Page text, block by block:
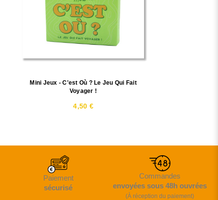
Mini Jeux - C'est Où ? Le Jeu Qui Fait
Voyager !
4,50 €
Paiement
sécurisé
Commandes
envoyées sous 48h ouvrées
(À réception du paiement)